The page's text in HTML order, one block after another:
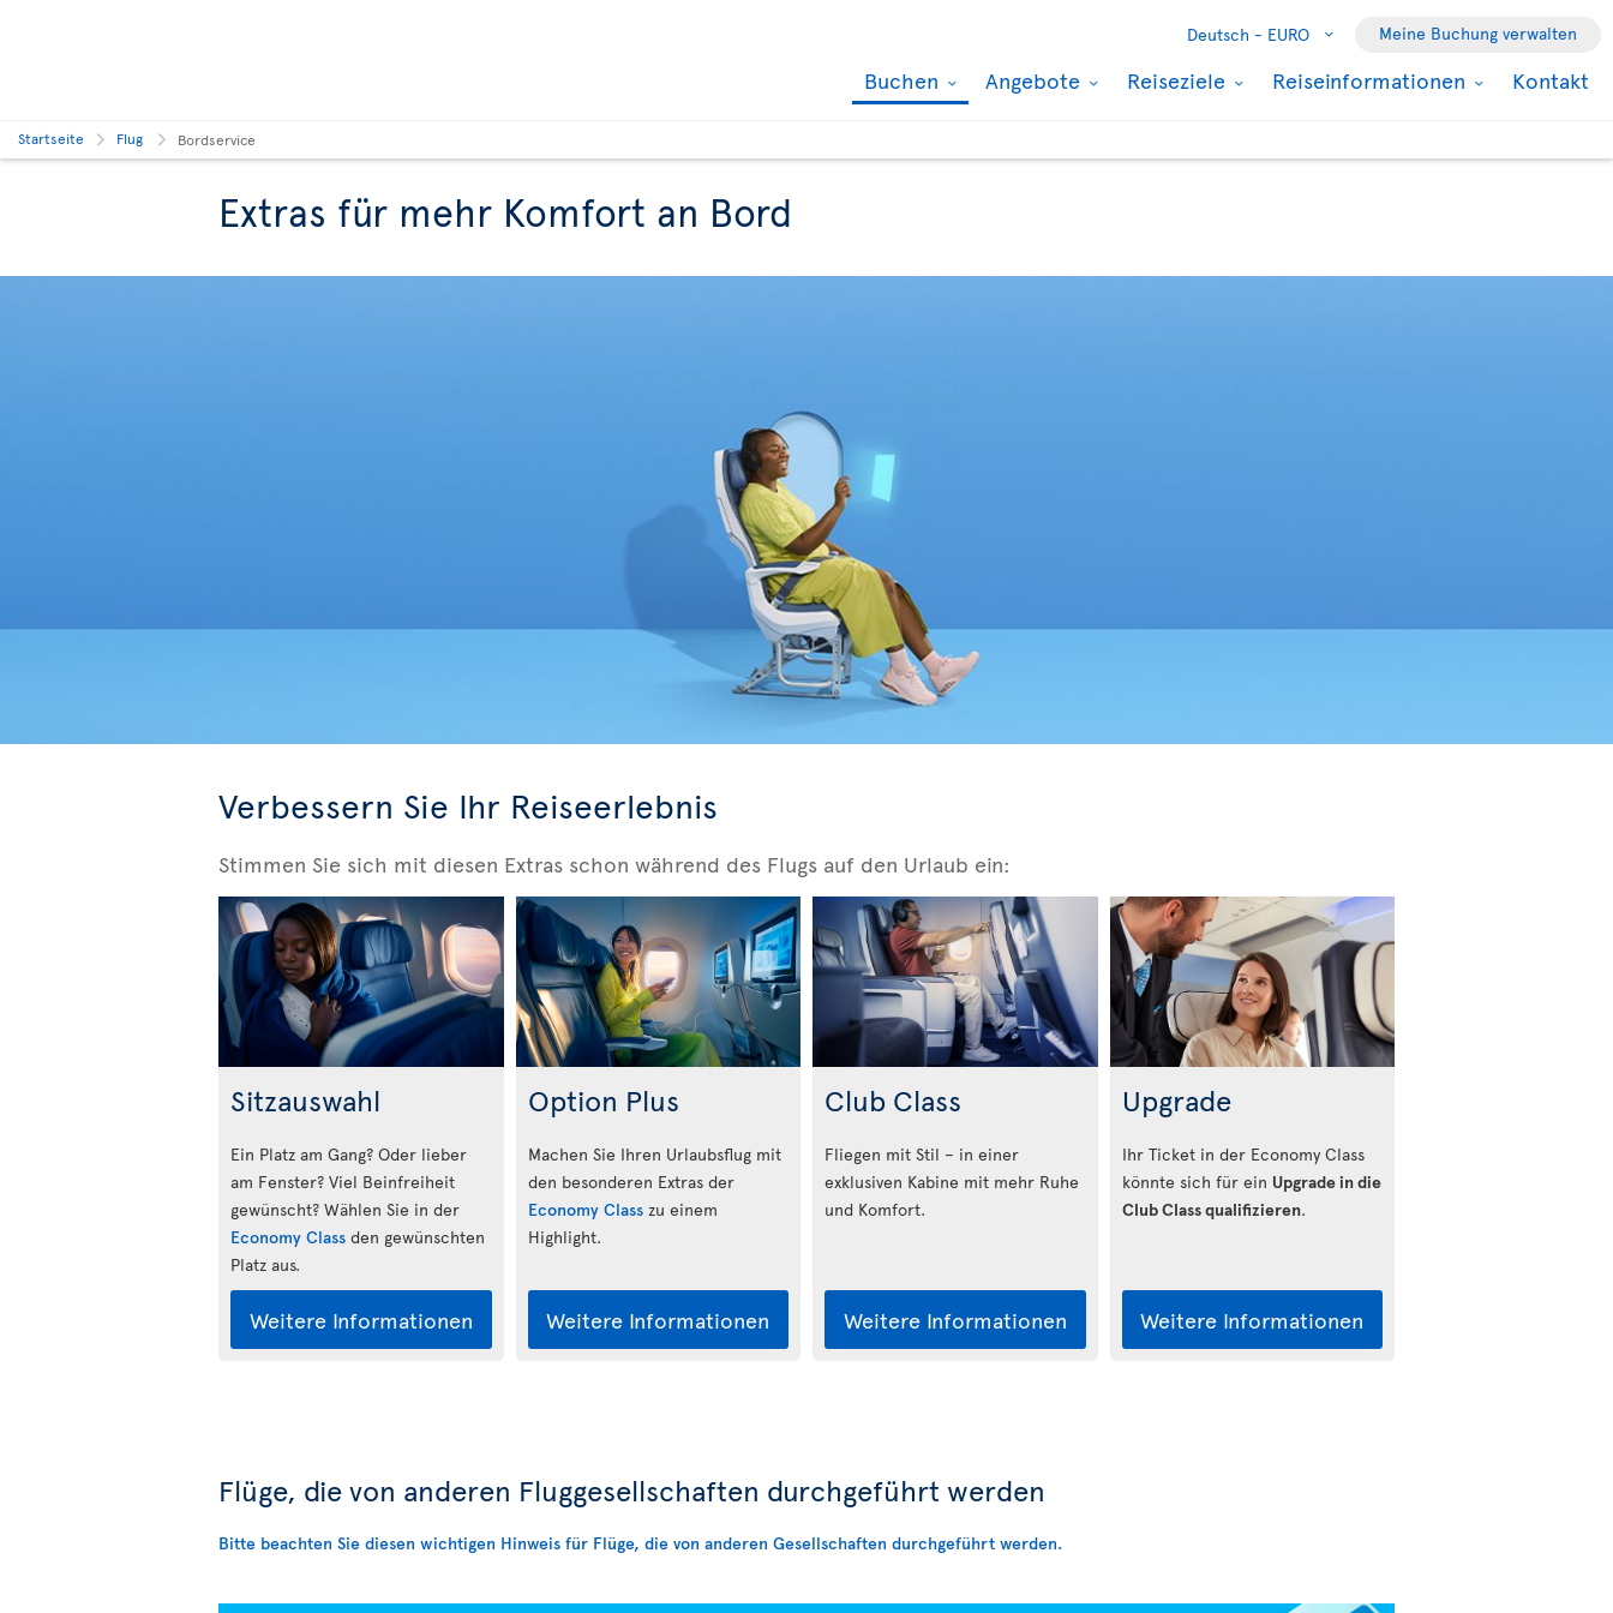
Deutsch - EURO Meine Buchung verwalten
Buchen Angebote Reiseziele Reiseinformationen Kontakt
Startseite Flug Bordservice
Extras für mehr Komfort an Bord
Verbessern Sie Ihr Reiseerlebnis
Stimmen Sie sich mit diesen Extras schon während des Flugs auf den Urlaub ein:
Sitzauswahl
Ein Platz am Gang? Oder lieber
am Fenster? Viel Beinfreiheit
gewünscht? Wählen Sie in der
Economy Class den gewünschten
Platz aus.
Weitere Informationen
Option Plus
Machen Sie Ihren Urlaubsflug mit
den besonderen Extras der
Economy Classzu einem
Highlight.
Weitere Informationen
Club Class
Fliegen mit Stil – in einer
exklusiven Kabine mit mehr Ruhe
und Komfort.
Weitere Informationen
Upgrade
Ihr Ticket in der Economy Class
könnte sich für ein Upgrade in die
Club Class qualifizieren.
Weitere Informationen
Flüge, die von anderen Fluggesellschaften durchgeführt werden
Bitte beachten Sie diesen wichtigen Hinweis für Flüge, die von anderen Gesellschaften durchgeführt werden.